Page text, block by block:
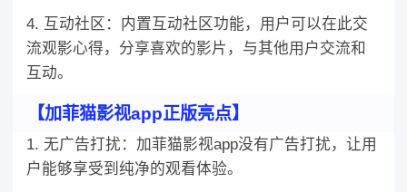
4. 互动社区：内置互动社区功能，用户可以在此交
流观影心得，分享喜欢的影片，与其他用户交流和
互动。
【加菲猫影视app正版亮点】
1. 无广告打扰：加菲猫影视app没有广告打扰，让用
户能够享受到纯净的观看体验。